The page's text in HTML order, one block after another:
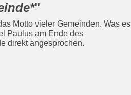
"
Motto vieler Gemeinden. Was es
Paulus am Ende des
direkt angesprochen.